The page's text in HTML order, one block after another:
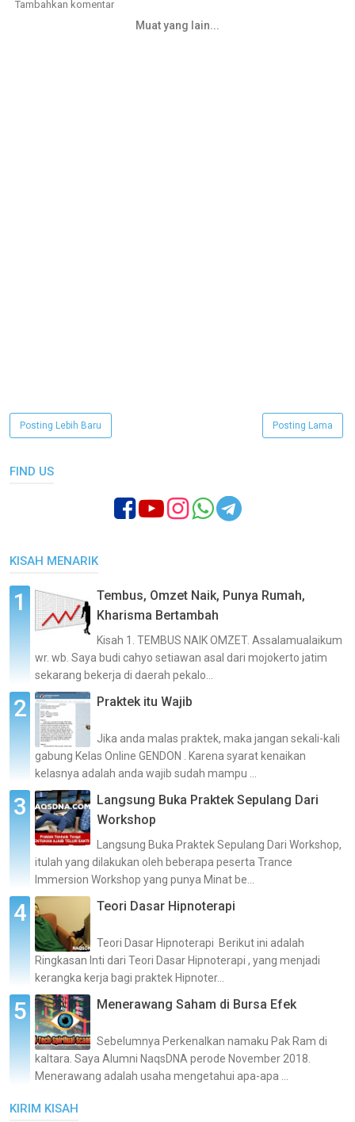
Tambahkan komentar
Muat yang lain...
Posting Lebih Baru Posting Lama
FIND US
KISAH MENARIK
Tembus, Omzet Naik, Punya Rumah,
Kharisma Bertambah
Kisah 1. TEMBUS NAIK OMZET. Assalamualaikum
wr. wb. Saya budi cahyo setiawan asal dari mojokerto jatim
sekarang bekerja di daerah pekalo...
Praktek itu Wajib
Jika anda malas praktek, maka jangan sekali-kali
gabung Kelas Online GENDON . Karena syarat kenaikan
kelasnya adalah anda wajib sudah mampu ...
Langsung Buka Praktek Sepulang Dari
Workshop
Langsung Buka Praktek Sepulang Dari Workshop,
itulah yang dilakukan oleh beberapa peserta Trance
Immersion Workshop yang punya Minat be...
Teori Dasar Hipnoterapi
Teori Dasar Hipnoterapi Berikut ini adalah
Ringkasan Inti dari Teori Dasar Hipnoterapi , yang menjadi
kerangka kerja bagi praktek Hipnoter...
Menerawang Saham di Bursa Efek
Sebelumnya Perkenalkan namaku Pak Ram di
kaltara. Saya Alumni NaqsDNA perode November 2018.
Menerawang adalah usaha mengetahui apa-apa ...
KIRIM KISAH